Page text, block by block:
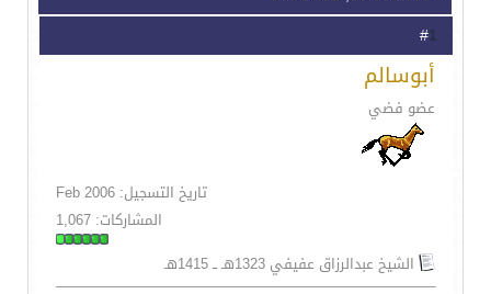
1
أبوسالم
عضو فضي
تاريخ التسجيل: Feb 2006
المشاركات: 1,067
الشيخ عبدالرزاق عفيفي 1323هـ ــ 1415هـ